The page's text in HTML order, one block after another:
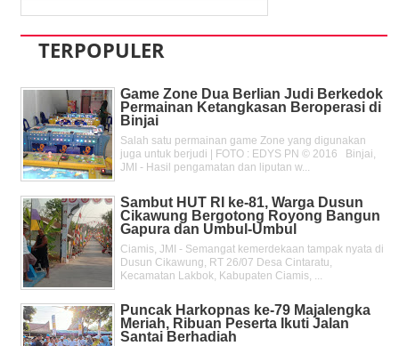
TERPOPULER
Game Zone Dua Berlian Judi Berkedok
Permainan Ketangkasan Beroperasi di
Binjai
Salah satu permainan game Zone yang digunakan
juga untuk berjudi | FOTO : EDYS PN © 2016 Binjai,
JMI - Hasil pengamatan dan liputan w...
Sambut HUT RI ke-81, Warga Dusun
Cikawung Bergotong Royong Bangun
Gapura dan Umbul-Umbul
Ciamis, JMI - Semangat kemerdekaan tampak nyata di
Dusun Cikawung, RT 26/07 Desa Cintaratu,
Kecamatan Lakbok, Kabupaten Ciamis, ...
Puncak Harkopnas ke-79 Majalengka
Meriah, Ribuan Peserta Ikuti Jalan
Santai Berhadiah